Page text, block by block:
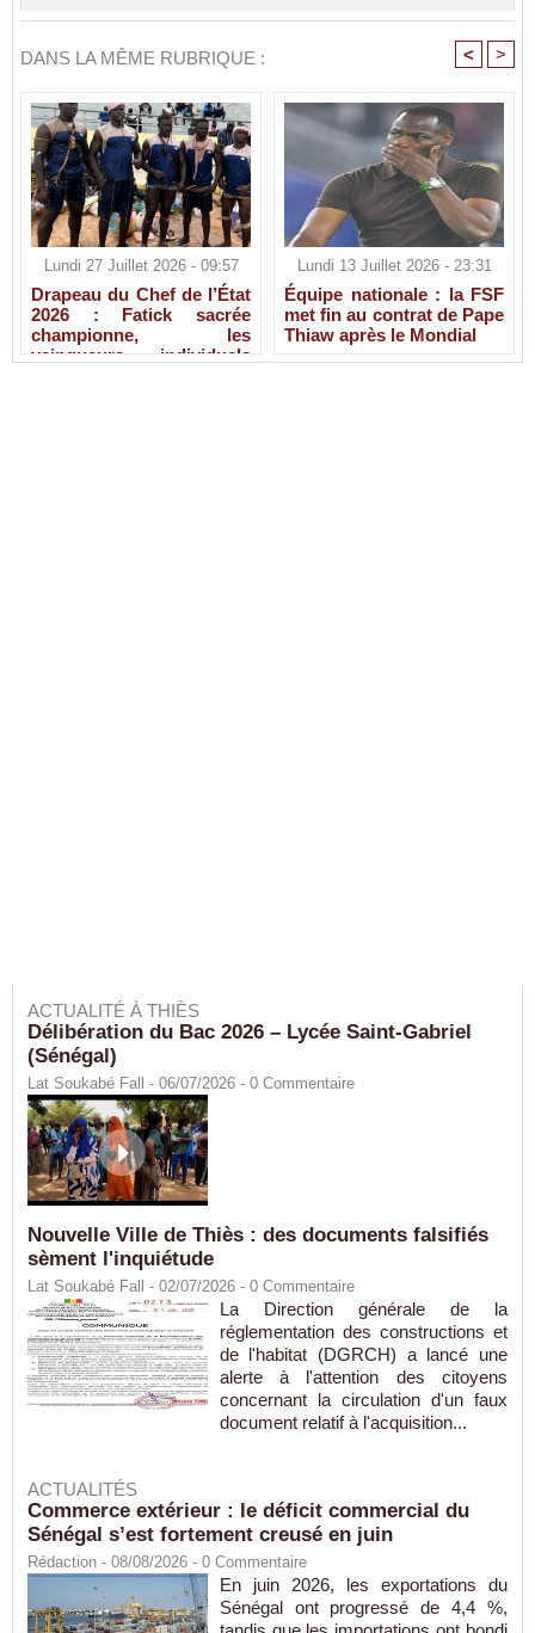
DANS LA MÊME RUBRIQUE : < >
Lundi 27 Juillet 2026 - 09:57
Drapeau du Chef de l’État
2026 : Fatick sacrée
championne, les
vainqueurs individuels
Lundi 13 Juillet 2026 - 23:31
Équipe nationale : la FSF
met fin au contrat de Pape
Thiaw après le Mondial
ACTUALITÉ À THIÈS
Délibération du Bac 2026 – Lycée Saint-Gabriel
(Sénégal)
Lat Soukabé Fall - 06/07/2026 - 0 Commentaire
Nouvelle Ville de Thiès : des documents falsifiés
sèment l'inquiétude
Lat Soukabé Fall - 02/07/2026 - 0 Commentaire
La Direction générale de la
réglementation des constructions et
de l'habitat (DGRCH) a lancé une
alerte à l'attention des citoyens
concernant la circulation d'un faux
document relatif à l'acquisition...
ACTUALITÉS
Commerce extérieur : le déficit commercial du
Sénégal s’est fortement creusé en juin
Rédaction - 08/08/2026 - 0 Commentaire
En juin 2026, les exportations du
Sénégal ont progressé de 4,4 %,